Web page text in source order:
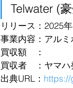
Telwater (
リリース：2025
事業内容：アルミ
買収額　：
買収者　：ヤマ
出典URL： https://